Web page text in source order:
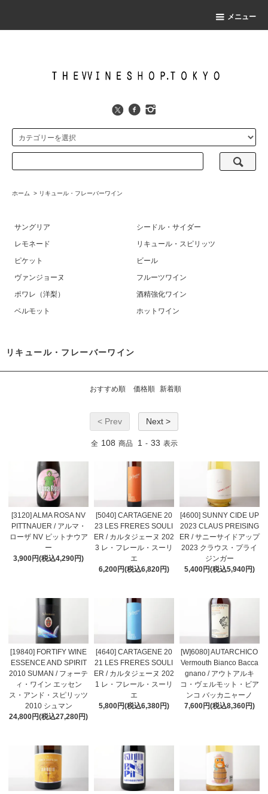
メニュー
ホーム > リキュール・フレーバーワイン
サングリア
シードル・サイダー
レモネード
リキュール・スピリッツ
ピケット
ビール
ヴァンジョーヌ
フルーツワイン
ポワレ（洋梨）
酒精強化ワイン
ベルモット
ホットワイン
リキュール・フレーバーワイン
おすすめ順 価格順 新着順
< Prev Next >
全 108 商品 1 - 33 表示
[3120] ALMA ROSA NV
PITTNAUER / アルマ・
ローザ NV ピットナウア
ー
3,900円(税込4,290円)
[5040] CARTAGENE 20
23 LES FRERES SOULI
ER / カルタジェーヌ 202
3 レ・フレール・スーリ
エ
6,200円(税込6,820円)
[4600] SUNNY CIDE UP
2023 CLAUS PREISING
ER / サニーサイドアップ
2023 クラウス・プライ
ジンガー
5,400円(税込5,940円)
[19840] FORTIFY WINE
ESSENCE AND SPIRIT
2010 SUMAN / フォーテ
ィ・ワイン エッセン
ス・アンド・スピリッツ
2010 シュマン
24,800円(税込27,280円)
[4640] CARTAGENE 20
21 LES FRERES SOULI
ER / カルタジェーヌ 202
1 レ・フレール・スーリ
エ
5,800円(税込6,380円)
[W]6080] AUTARCHICO
Vermouth Bianco Bacca
gnano / アウトアルキ
コ・ヴェルモット・ビア
ンコ バッカニャーノ
7,600円(税込8,360円)